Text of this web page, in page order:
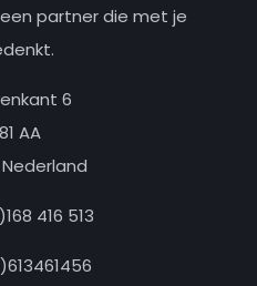
een partner die met je
6
AA
416 513